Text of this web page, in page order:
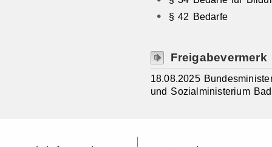
§ 42 Bedarfe
Freigabevermerk
18.08.2025
und Sozialministerium